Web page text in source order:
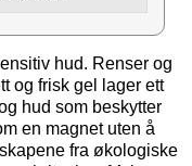
hud. Renser og
og frisk gel lager ett
hud som beskytter
en magnet uten å
fra økologiske